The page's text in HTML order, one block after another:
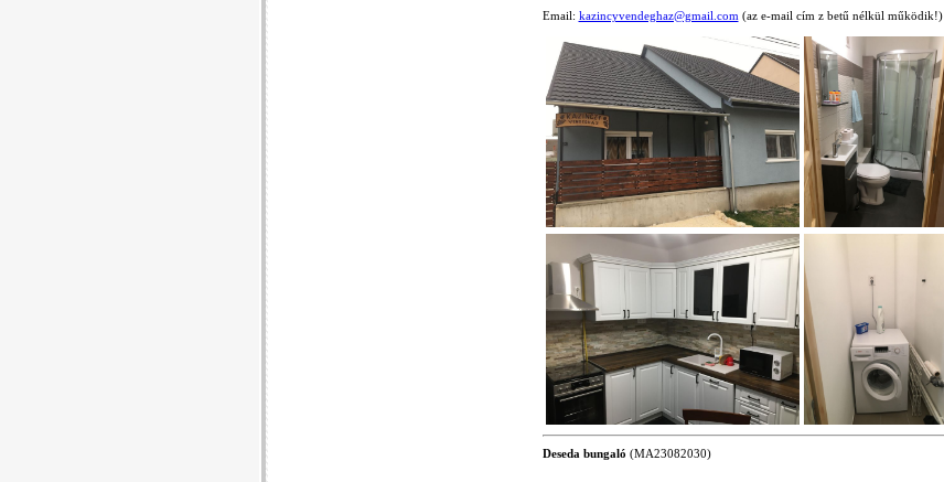
Email: kazincyvendeghaz@gmail.com (az e-mail cím z betű nélkül működik!)
Deseda bungaló (MA23082030)